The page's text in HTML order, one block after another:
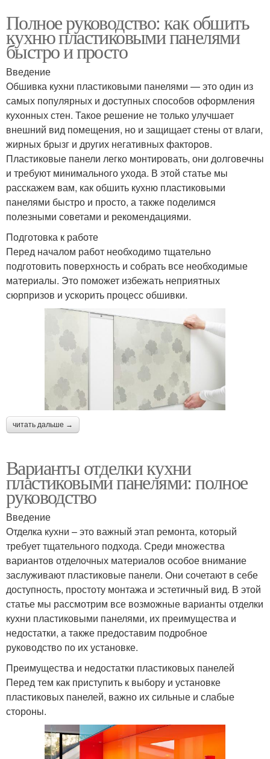
Полное руководство: как обшить
кухню пластиковыми панелями
быстро и просто
Введение
Обшивка кухни пластиковыми панелями — это один из
самых популярных и доступных способов оформления
кухонных стен. Такое решение не только улучшает
внешний вид помещения, но и защищает стены от влаги,
жирных брызг и других негативных факторов.
Пластиковые панели легко монтировать, они долговечны
и требуют минимального ухода. В этой статье мы
расскажем вам, как обшить кухню пластиковыми
панелями быстро и просто, а также поделимся
полезными советами и рекомендациями.
Подготовка к работе
Перед началом работ необходимо тщательно
подготовить поверхность и собрать все необходимые
материалы. Это поможет избежать неприятных
сюрпризов и ускорить процесс обшивки.
читать дальше →
Варианты отделки кухни
пластиковыми панелями: полное
руководство
Введение
Отделка кухни – это важный этап ремонта, который
требует тщательного подхода. Среди множества
вариантов отделочных материалов особое внимание
заслуживают пластиковые панели. Они сочетают в себе
доступность, простоту монтажа и эстетичный вид. В этой
статье мы рассмотрим все возможные варианты отделки
кухни пластиковыми панелями, их преимущества и
недостатки, а также предоставим подробное
руководство по их установке.
Преимущества и недостатки пластиковых панелей
Перед тем как приступить к выбору и установке
пластиковых панелей, важно их сильные и слабые
стороны.